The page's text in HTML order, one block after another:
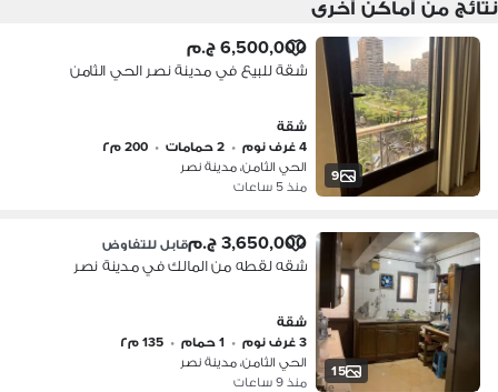
نتائج من أماكن أخرى
9
6,500,000 ج.م
شقة للبيع في مدينة نصر الحي الثامن
شقة
4 غرف نوم
• 2 حمامات • 200 م٢
الحي الثامن، مدينة نصر
منذ 5 ساعات
15
3,650,000 ج.م قابل للتفاوض
شقه لقطه من المالك في مدينة نصر
شقة
3 غرف نوم
• 1 حمام • 135 م٢
الحي الثامن، مدينة نصر
منذ 9 ساعات